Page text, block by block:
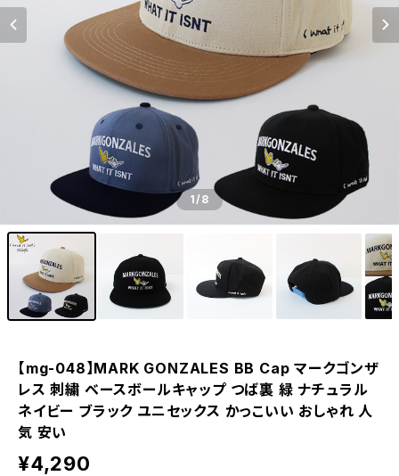
1/8
【mg-048】MARK GONZALES BB Cap マークゴンザ
レス 刺繍 ベースボールキャップ つば裏 緑 ナチュラル
ネイビー ブラック ユニセックス かっこいい おしゃれ 人
気 安い
¥4,290